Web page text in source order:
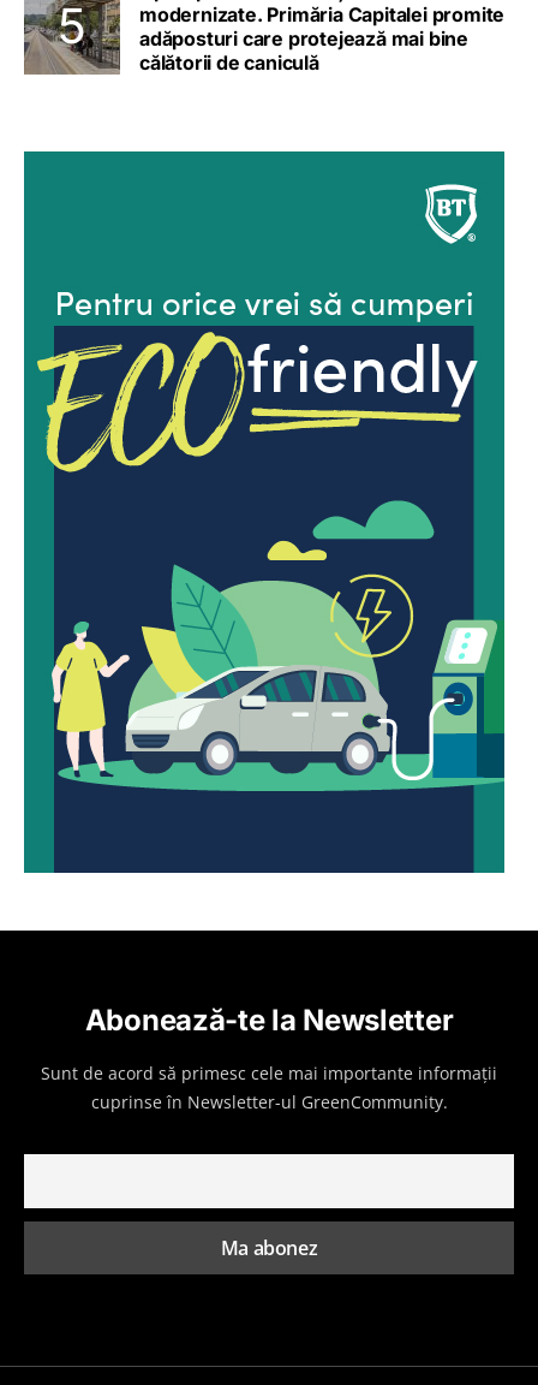
modernizate. Primăria Capitalei promite
adăposturi care protejează mai bine
călătorii de caniculă
Abonează-te la Newsletter
Sunt de acord să primesc cele mai importante informații
cuprinse în Newsletter-ul GreenCommunity.